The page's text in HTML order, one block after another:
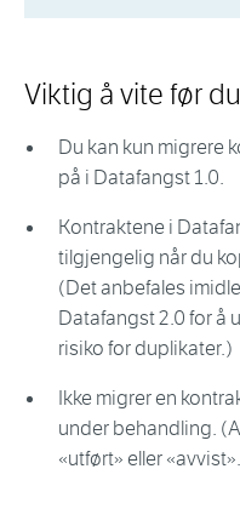
Viktig å vite før
Du kan kun migrere
på i Datafangst 1.0.
Kontraktene i
tilgjengelig når du
(Det anbefales
Datafangst 2.0 for å
risiko for duplikater.)
Ikke migrer en
under behandling.
«utført» eller